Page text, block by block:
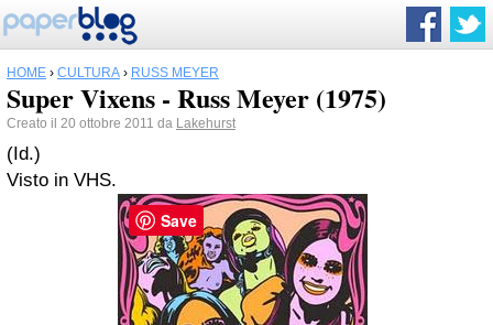
HOME › CULTURA › RUSS MEYER
Super Vixens - Russ Meyer (1975)
Creato il 20 ottobre 2011 da Lakehurst
(Id.)
Visto in VHS.
Save